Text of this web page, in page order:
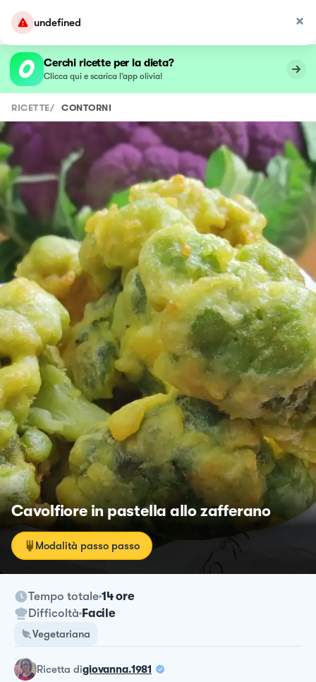
undefined
Cerchi ricette per la dieta?
Clicca qui e scarica l’app olivia!
RICETTE/ CONTORNI
Cavolfiore in pastella allo zafferano
Modalità passo passo
Tempo totale 14 ore
Difficoltà Facile
Vegetariana
ricetta digiovanna.1981